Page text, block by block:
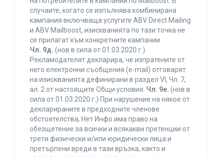
случаите, когато се изпълнява комбинирана
кампания включваща услугите ABV Direct Mailing
и ABV Mailboost, изискванията по тази точка не
се прилагат към конкретните кампании.
Чл. 9д. (нов в сила от 01.03.2020 г.)
Рекламодателят декларира, че изпратените от
него електронни съобщения (e-mail) отговарят
на изискванията дефинирани в раздел VI, Чл. 7,
ал. 2 от настоящите Общи условия. Чл. 9е. (нов в
сила от 01.03.2020 г.) При нарушение на някое от
декларираните в предходните членове
обстоятелства, Нет Инфо има право на
обезщетение за всички и всякакви претенции от
трети физически и/или юридически лица и
претърпени вреди в тази връзка, както и